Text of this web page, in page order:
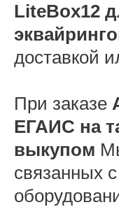
LiteBox12
доставкой
При заказе
ЕГАИС на
выкупом
связанных